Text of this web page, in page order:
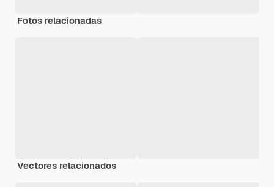
Fotos relacionadas
Vectores relacionados